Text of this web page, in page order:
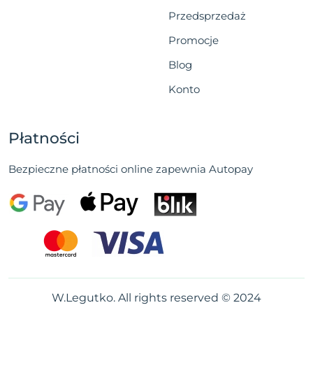
Przedsprzedaż
Promocje
Blog
Konto
Płatności
Bezpieczne płatności online zapewnia Autopay
W.Legutko. All rights reserved © 2024